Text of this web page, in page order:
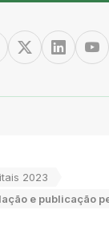
Twitter/XLinkedin
2023
e publicação